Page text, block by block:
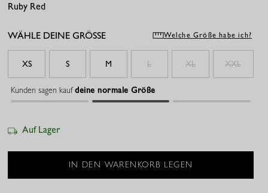
Ruby RedWhite
WÄHLE DEINE GRÖSSE Welche Größe habe ich?
XS S M L XL XXL
Kunden sagen kaufdeine normale Größe
Auf Lager